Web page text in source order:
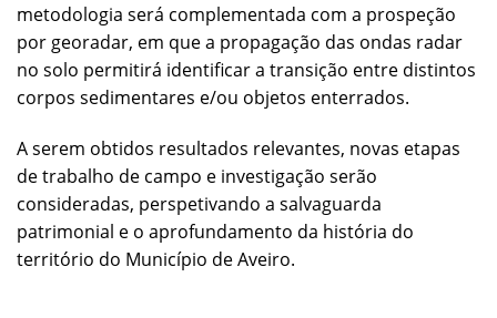
metodologia será complementada com a prospeção
por georadar, em que a propagação das ondas radar
no solo permitirá identificar a transição entre distintos
corpos sedimentares e/ou objetos enterrados.
A serem obtidos resultados relevantes, novas etapas
de trabalho de campo e investigação serão
consideradas, perspetivando a salvaguarda
patrimonial e o aprofundamento da história do
território do Município de Aveiro.